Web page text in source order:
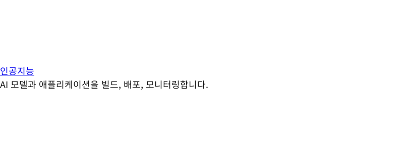
인공지능
AI 모델과 애플리케이션을 빌드, 배포, 모니터링합니다.